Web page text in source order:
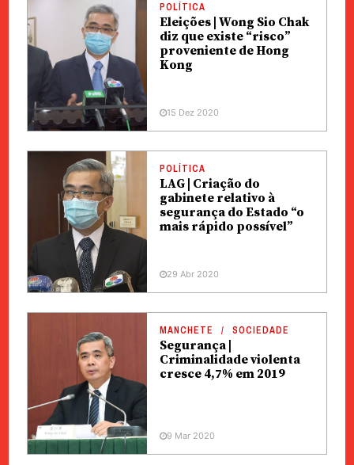
POLÍTICA
Eleições | Wong Sio Chak
diz que existe “risco”
proveniente de Hong
Kong
15 Dez 2020
POLÍTICA
LAG | Criação do
gabinete relativo à
segurança do Estado “o
mais rápido possível”
29 Abr 2020
MANCHETE SOCIEDADE
Segurança |
Criminalidade violenta
cresce 4,7% em 2019
9 Mar 2020